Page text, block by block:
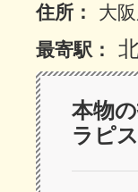
住所：
大
最寄駅：
本物
ラピ